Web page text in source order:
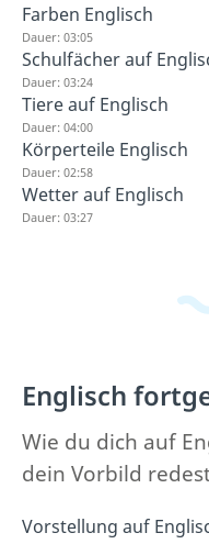
Farben Englisch
Dauer: 03:05
Schulfächer auf
Dauer: 03:24
Tiere auf Englisch
Dauer: 04:00
Körperteile Englisch
Dauer: 02:58
Wetter auf Englisch
Dauer: 03:27
Englisch
Wie du dich auf
dein Vorbild
Vorstellung auf